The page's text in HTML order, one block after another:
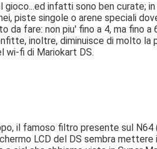
infatti sono ben curate;
piste singole o arene speciali
fare: non piu' fino a 4, ma fino a
inoltre, diminuisce di molto la
wi-fi di Mariokart DS.
il famoso filtro presente sul
LCD del DS sembra